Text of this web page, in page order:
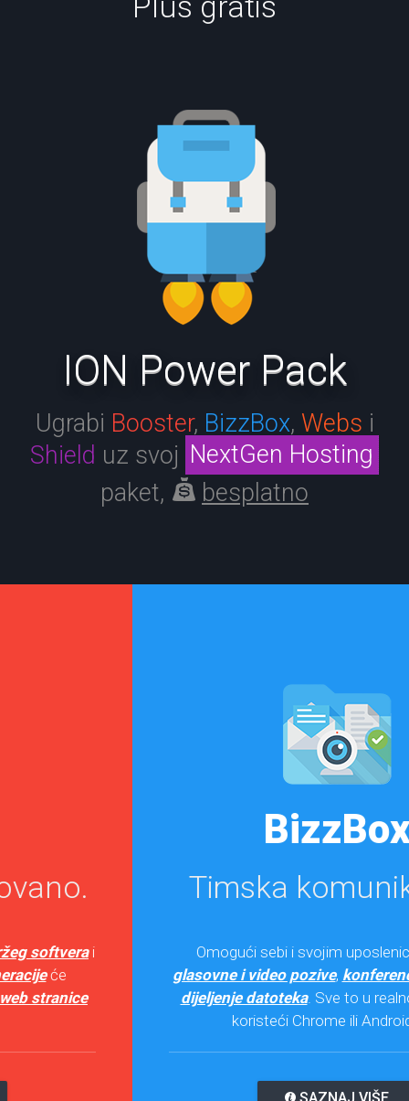
ION Power Pack
Ugrabi Booster, BizzBox, Webs i
Shield uz svoj NextGen Hosting
paket,
besplatno
BizzBox
Timska komunikacija.
Omogući sebi i svojim uposlenicimaemail
glasovne i video pozive,konferencije,smještaj i
dijeljenje datoteka
. Sve to u realnom vremenu,
koristeći Chrome ili Android App